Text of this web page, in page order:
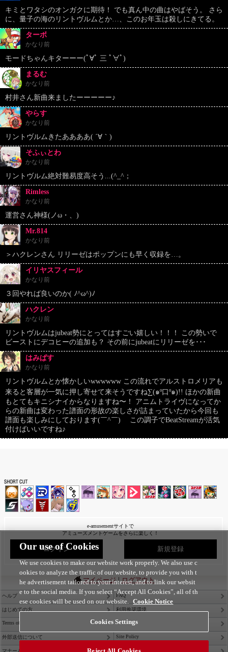
キミとワタシのオンガクに期待！ でも真ん中の曲はやばそう。 さら
に、量子の海のリントヴルムとか…、このお年玉は殺しにきてる。
ターボ
かなり前
モードちゃんキターーー(ﾟ∀ﾟ 三 ﾟ∀ﾟ)
まるむ
かなり前
村井さん新曲来ましたーーーーー♪
やらす
かなり前
リントヴルムきたああああ( ´∀｀)
そふぃとわ
かなり前
リントヴルム絶対難易度高そう...(^_^；
Rimless
かなり前
運営さん神様(ノω・、)
Mr.814
かなり前
＞ハクレンさん リリーゼはポップンにも早く収録を…。
イリヤスフィール
かなり前
３回やれば良いのか( ﾉ^ω^)ﾉ
ハクレン
かなり前
リントヴルムはjubeat勢にとってはすごい嬉しい！！！ この勢いで
ビーストにデコヒーの追加も？ その前にjubeatにリリーゼを･･･
はみぱす
かなり前
リントヴルムとか懐かしいwwwwww この流れでアルストロメリアも
来ると客層が一気に押し寄せて来そうですね∑(๑º口º๑)!! ほかの新曲
もとてもキニシナイからなりますね〜！ アニムトライヴになってか
らの新曲は変わった譜面の形故の楽しさが詰まっていたから今回も
譜面も楽しみにしております(￣^￣)ゞ この調子でBeatStreamが活気
付けばいいですね♪
e-amusementサイトで
アミューズメントゲームをさらに楽しく！
ログイン 新規登録
マイページ|ログアウト
ヘルプ FAQ
はじめての方 利用推奨環境
Terms of Service Privacy Policy
外部送信について Site Policy
マナー＆ルール Contact Us
Our use of Cookies
We use cookies to make our website work properly. We also use c
ookies to analyze the traffic of our website, to provide you with t
he advertisement tailored to your interest, and to link our websit
e to the social media. If you select “Accept All Cookies”, all of th
ese cookies will be used on our website. Cookie Notice
Cookies Settings